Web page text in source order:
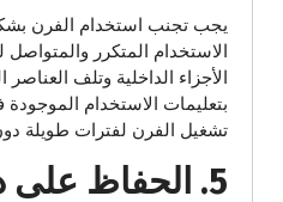
يجب تجنب استخدام الفرن
الاستخدام المتكرر
الأجزاء الداخلية وتلف العناصر
بتعليمات الاستخدام
تشغيل الفرن لفترات طويلة
5. الحفاظ